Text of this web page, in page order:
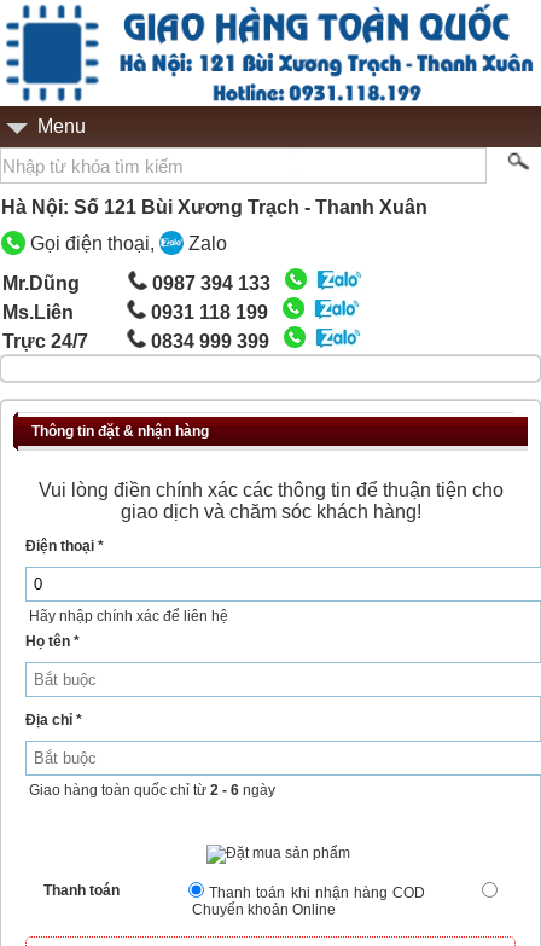
Menu
Hà Nội: Số 121 Bùi Xương Trạch - Thanh Xuân
Gọi điện thoại,
Zalo
Mr.Dũng
0987 394 133
Ms.Liên
0931 118 199
Trực 24/7
0834 999 399
Thông tin đặt & nhận hàng
Vui lòng điền chính xác các thông tin để thuận tiện cho
giao dịch và chăm sóc khách hàng!
Điện thoại *
Hãy nhập chính xác để liên hệ
Họ tên *
Địa chỉ *
Giao hàng toàn quốc chỉ từ 2 - 6 ngày
Thanh toán
Thanh toán khi nhận hàng COD
Chuyển khoản Online